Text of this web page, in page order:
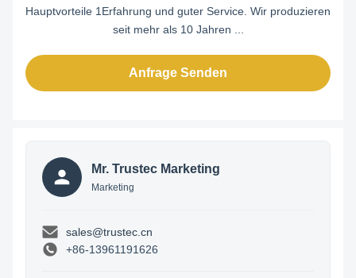
Hauptvorteile 1Erfahrung und guter Service. Wir produzieren
seit mehr als 10 Jahren ...
Anfrage Senden
Mr. Trustec Marketing
Marketing
sales@trustec.cn
+86-13961191626